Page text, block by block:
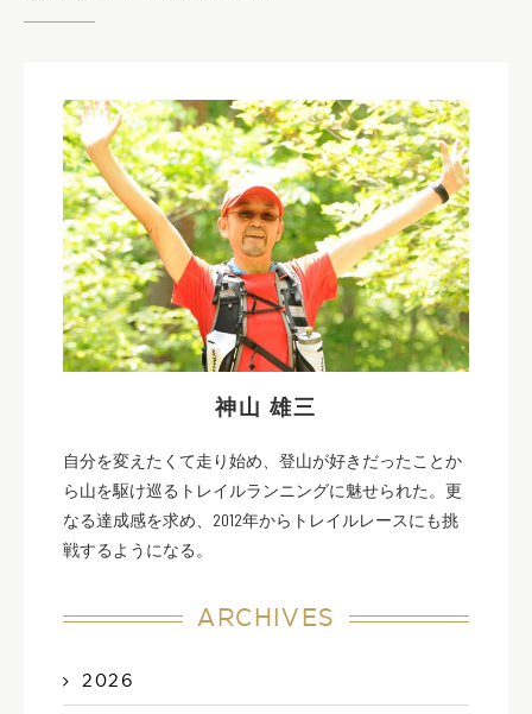
神山 雄三
自分を変えたくて走り始め、登山が好きだったことか
ら山を駆け巡るトレイルランニングに魅せられた。更
なる達成感を求め、2012年からトレイルレースにも挑
戦するようになる。
ARCHIVES
2026